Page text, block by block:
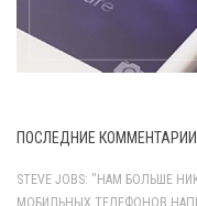
ПОСЛЕДНИЕ КОММЕНТАРИИ
STEVE JOBS: "НАМ БОЛЬШЕ
МОБИЛЬНЫХ ТЕЛЕФОНОВ